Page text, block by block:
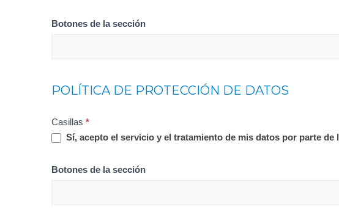
Botones de la sección
POLÍTICA DE PROTECCIÓN DE DATOS
Casillas *
Sí, acepto el servicio y el tratamiento de mis datos por parte
Botones de la sección